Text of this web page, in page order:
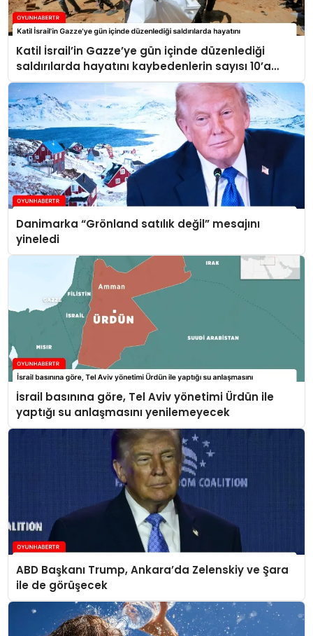
Katil İsrail’in Gazze’ye gün içinde düzenlediği
saldırılarda hayatını kaybedenlerin sayısı 10’a
yükseldi
Danimarka “Grönland satılık değil” mesajını
yineledi
İsrail basınına göre, Tel Aviv yönetimi Ürdün ile
yaptığı su anlaşmasını yenilemeyecek
ABD Başkanı Trump, Ankara’da Zelenskiy ve Şara
ile de görüşecek